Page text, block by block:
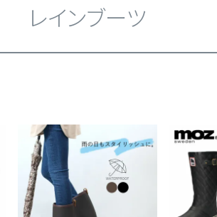
moz
new balance
GAP
EDWIN
レインブーツ